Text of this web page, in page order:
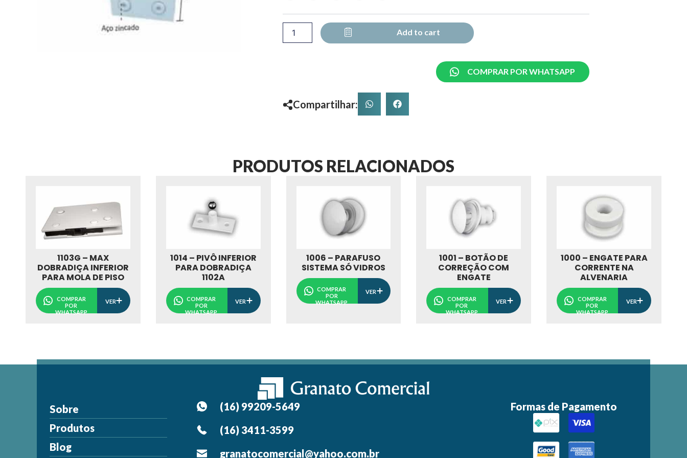
TRILHO
PARA
Add to cart
COMPRAR POR WHATSAPP
Compartilhar:
PRODUTOS RELACIONADOS
1103G – MAX
DOBRADIÇA INFERIOR
PARA MOLA DE PISO
COMPRAR
POR
WHATSAPP
VER
1014 – PIVÔ INFERIOR
PARA DOBRADIÇA
1102A
COMPRAR
POR
WHATSAPP
VER
1006 – PARAFUSO
SISTEMA SÓ VIDROS
COMPRAR
POR
WHATSAPP
VER
1001 – BOTÃO DE
CORREÇÃO COM
ENGATE
COMPRAR
POR
WHATSAPP
VER
1000 – ENGATE PARA
CORRENTE NA
ALVENARIA
COMPRAR
POR
WHATSAPP
VER
Sobre
Produtos
Blog
(16) 99209-5649
(16) 3411-3599
granatocomercial@yahoo.com.br
Formas de Pagamento